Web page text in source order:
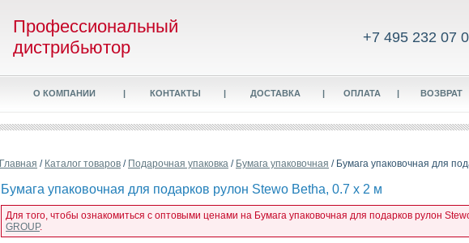
Профессиональный
дистрибьютор
+7 495 232 07
О КОМПАНИИ | КОНТАКТЫ | ДОСТАВКА | ОПЛАТА | ВОЗВРАТ
Главная / Каталог товаров / Подарочная упаковка / Бумага упаковочная / Бумага упаковочная для
Бумага упаковочная для подарков рулон Stewo Betha, 0.7 x 2 м
Для того, чтобы ознакомиться с оптовыми ценами на Бумага упаковочная для подарков рулон
GROUP.